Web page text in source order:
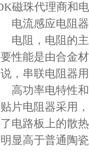
磁珠代理商和
流感应电阻
阻，电阻的主
性能是由合金
，串联电阻器
功率电特性和
片电阻器采用
电路板上的散
显高于普通陶